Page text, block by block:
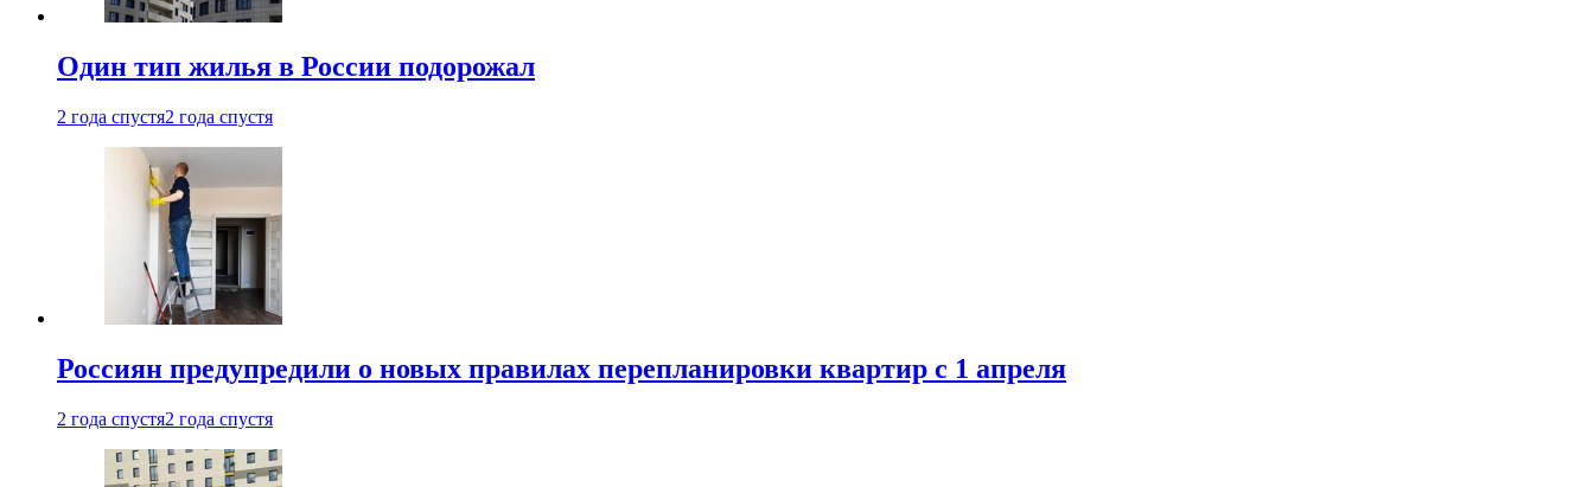
Один тип жилья в России подорожал
2 года спустя2 года спустя
Россиян предупредили о новых правилах перепланировки квартир с 1 апреля
2 года спустя2 года спустя